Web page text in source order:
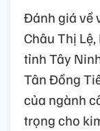
Đánh giá về
Châu Thị
tỉnh Tây
Tân Đồng
của ngành
trọng cho